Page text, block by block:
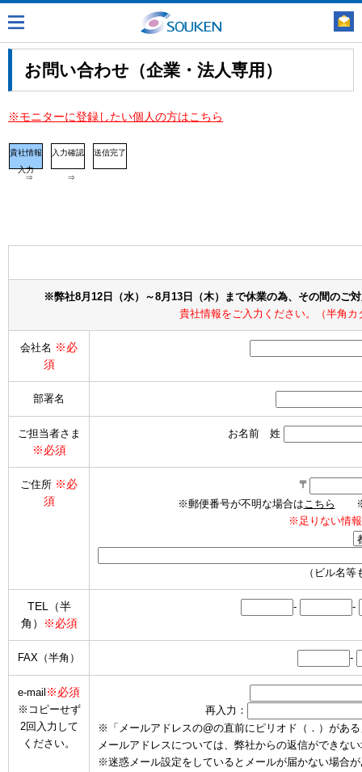
お問い合わせ（企業・法人専用）
※モニターに登録したい個人の方はこちら
貴社情報
入力
⇒
入力確認
⇒
送信完了
※弊社8月12日（水）～8月13日（木）まで休業の為、その間のご
貴社情報をご入力ください。（半角
会社名 ※必
須
部署名
ご担当者さま
※必須
お名前 姓
ご住所 ※必
須
〒
※郵便番号が不明な場合はこちら ※海
※足りない情
（ビル名
TEL（半
角）
※必須
- -
FAX（半角） -
e-mail ※必須
※コピーせず
2回入力して
ください。
再入力：
※「メールアドレスの@の直前にピリオド（．）があ
メールアドレスについては、弊社からの返信ができな
※迷惑メール設定をしているとメールが届かない場合